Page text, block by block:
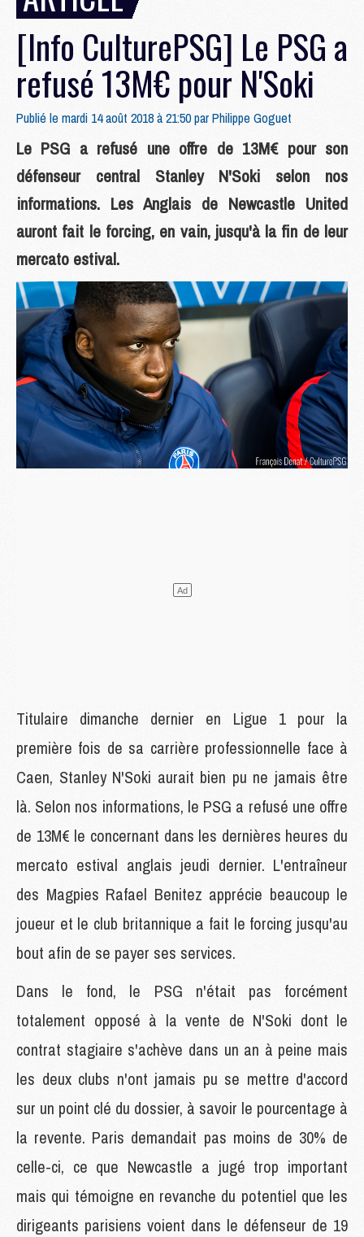
[Info CulturePSG] Le PSG a
refusé 13M€ pour N'Soki
Publié le mardi 14 août 2018 à 21:50 parPhilippe Goguet
Le PSG a refusé une offre de 13M€ pour son
défenseur central Stanley N'Soki selon nos
informations. Les Anglais de Newcastle United
auront fait le forcing, en vain, jusqu'à la fin de leur
mercato estival.
Titulaire dimanche dernier en Ligue 1 pour la
première fois de sa carrière professionnelle face à
Caen, Stanley N'Soki aurait bien pu ne jamais être
là. Selon nos informations, le PSG a refusé une offre
de 13M€ le concernant dans les dernières heures du
mercato estival anglais jeudi dernier. L'entraîneur
des Magpies Rafael Benitez apprécie beaucoup le
joueur et le club britannique a fait le forcing jusqu'au
bout afin de se payer ses services.
Dans le fond, le PSG n'était pas forcément
totalement opposé à la vente de N'Soki dont le
contrat stagiaire s'achève dans un an à peine mais
les deux clubs n'ont jamais pu se mettre d'accord
sur un point clé du dossier, à savoir le pourcentage à
la revente. Paris demandait pas moins de 30% de
celle-ci, ce que Newcastle a jugé trop important
mais qui témoigne en revanche du potentiel que les
dirigeants parisiens voient dans le défenseur de 19